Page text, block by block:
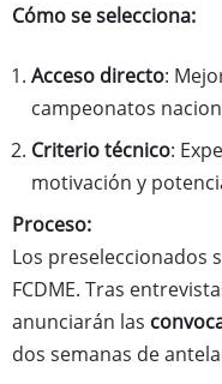
Cómo se selecciona:
Acceso directo:
campeonatos
Criterio técnico:
motivación y
Proceso:
Los preseleccionados
FCDME. Tras
anunciarán las
dos semanas de